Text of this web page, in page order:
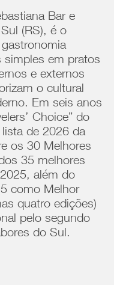
Bar e
(RS), é o
simples em pratos
e externos
o cultural
Em seis anos
Choice” do
lista de 2026 da
os 30 Melhores
35 melhores
além do
como Melhor
quatro edições)
pelo segundo
do Sul.